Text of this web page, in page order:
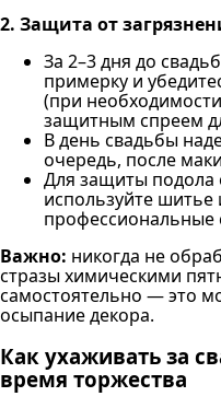
2. Защита от
За 2–3 дня до
примерку и
(при
защитным спреем
В день свадьбы
очередь, после
Для защиты подола
используйте
профессиональные
Важно: никогда не
стразы химическими
самостоятельно — это
осыпание декора.
Как ухаживать за
время торжества